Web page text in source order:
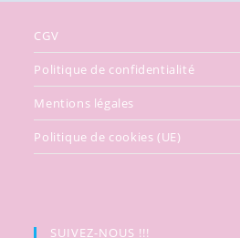
CGV
Politique de confidentialité
Mentions légales
Politique de cookies (UE)
SUIVEZ-NOUS !!!